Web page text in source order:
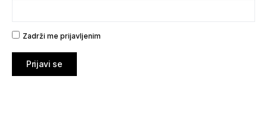
Zadrži me prijavljenim
Prijavi se